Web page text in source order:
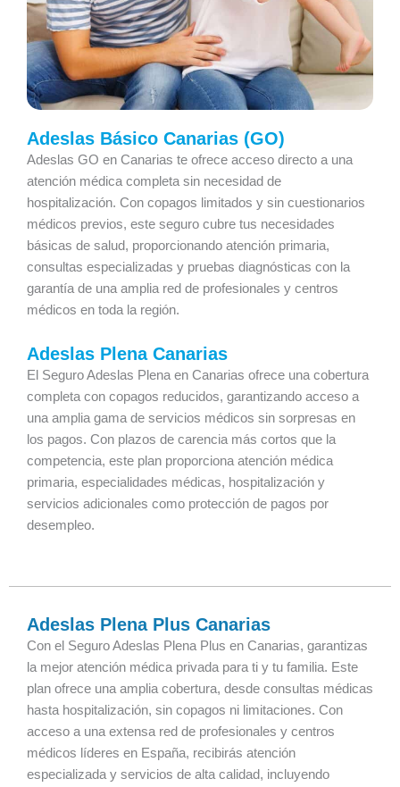
Adeslas Básico Canarias (GO)
Adeslas GO en Canarias te ofrece acceso directo a una
atención médica completa sin necesidad de
hospitalización. Con copagos limitados y sin cuestionarios
médicos previos, este seguro cubre tus necesidades
básicas de salud, proporcionando atención primaria,
consultas especializadas y pruebas diagnósticas con la
garantía de una amplia red de profesionales y centros
médicos en toda la región.
Adeslas Plena Canarias
El Seguro Adeslas Plena en Canarias ofrece una cobertura
completa con copagos reducidos, garantizando acceso a
una amplia gama de servicios médicos sin sorpresas en
los pagos. Con plazos de carencia más cortos que la
competencia, este plan proporciona atención médica
primaria, especialidades médicas, hospitalización y
servicios adicionales como protección de pagos por
desempleo.
Adeslas Plena Plus Canarias
Con el Seguro Adeslas Plena Plus en Canarias, garantizas
la mejor atención médica privada para ti y tu familia. Este
plan ofrece una amplia cobertura, desde consultas médicas
hasta hospitalización, sin copagos ni limitaciones. Con
acceso a una extensa red de profesionales y centros
médicos líderes en España, recibirás atención
especializada y servicios de alta calidad, incluyendo